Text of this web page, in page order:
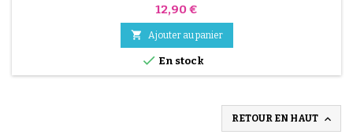
Prix
12,90 €
 Ajouter au panier
 En stock
RETOUR EN HAUT 